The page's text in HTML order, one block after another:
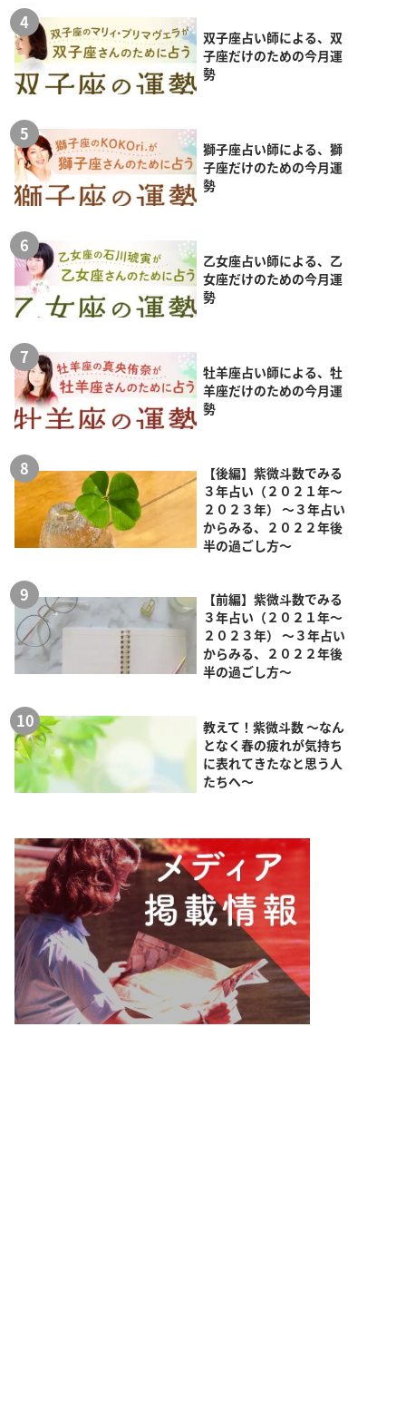
双子座占い師による、双
子座だけのための今月運
勢
獅子座占い師による、獅
子座だけのための今月運
勢
乙女座占い師による、乙
女座だけのための今月運
勢
牡羊座占い師による、牡
羊座だけのための今月運
勢
【後編】紫微斗数でみる
３年占い（２０２１年～
２０２３年） ～３年占い
からみる、２０２２年後
半の過ごし方～
【前編】紫微斗数でみる
３年占い（２０２１年～
２０２３年） ～３年占い
からみる、２０２２年後
半の過ごし方～
教えて！紫微斗数 ～なん
となく春の疲れが気持ち
に表れてきたなと思う人
たちへ～